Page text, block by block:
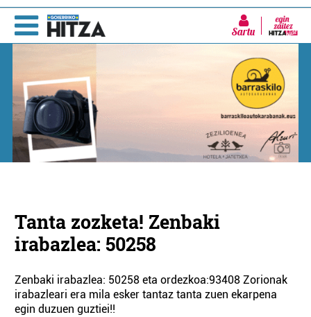
Sartu
Tanta zozketa! Zenbaki
irabazlea: 50258
Zenbaki irabazlea: 50258 eta ordezkoa:93408 Zorionak
irabazleari era mila esker tantaz tanta zuen ekarpena
egin duzuen guztiei!!